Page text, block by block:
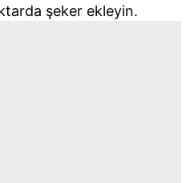
şeker ekleyin.